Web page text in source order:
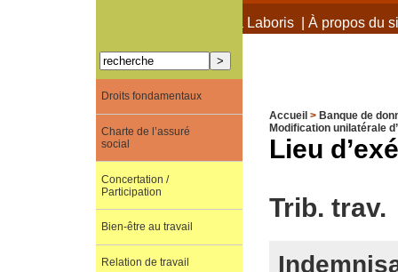
À propos de Terra Laboris| À propos du
Accueil > Banque de
Modification unilatérale
Lieu
Trib. trav.
Droits fondamentaux
Charte de l’assuré
social
Concertation /
Participation
Bien-être au travail
Relation de travail